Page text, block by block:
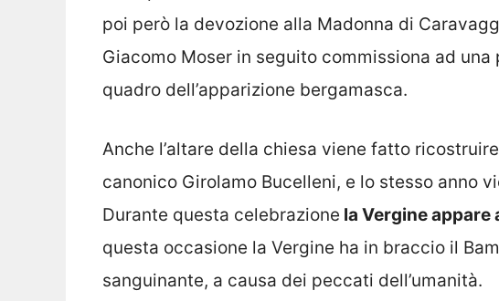
poi però la devozione alla Madonna di
Giacomo Moser in seguito commissiona ad
quadro dell’apparizione bergamasca.
Anche l’altare della chiesa viene fatto
canonico Girolamo Bucelleni, e lo stesso anno
Durante questa celebrazione la Vergine appare
questa occasione la Vergine ha in braccio il
sanguinante, a causa dei peccati dell’umanità.